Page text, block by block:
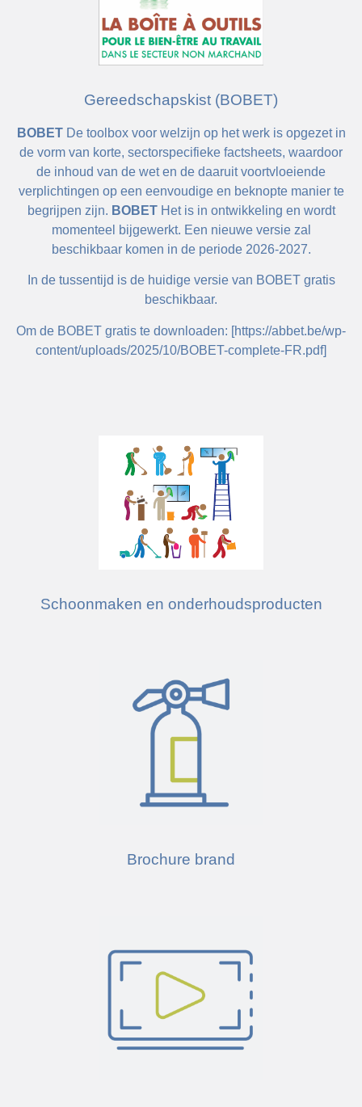
Gereedschapskist (BOBET)
BOBET De toolbox voor welzijn op het werk is opgezet in
de vorm van korte, sectorspecifieke factsheets, waardoor
de inhoud van de wet en de daaruit voortvloeiende
verplichtingen op een eenvoudige en beknopte manier te
begrijpen zijn. BOBET Het is in ontwikkeling en wordt
momenteel bijgewerkt. Een nieuwe versie zal
beschikbaar komen in de periode 2026-2027.
In de tussentijd is de huidige versie van BOBET gratis
beschikbaar.
Om de BOBET gratis te downloaden: [https://abbet.be/wp-
content/uploads/2025/10/BOBET-complete-FR.pdf]
Schoonmaken en onderhoudsproducten
Brochure brand